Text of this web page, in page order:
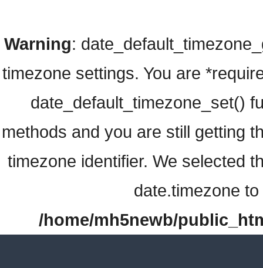
Warning:
timezone settings. You are
date_default_timezone_set()
methods and you are still getting
timezone identifier. We selected
date.timezone
/home/mh5newb/